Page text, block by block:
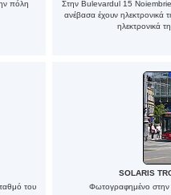
πόλη
Στην Bulevardul 15
ανέβασα έχουν ηλεκτρονικά
ηλεκτρονικά
του
SOLARIS
Φωτογραφημένο